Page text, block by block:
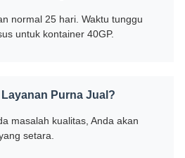
normal 25 hari. Waktu tunggu
untuk kontainer 40GP.
Purna Jual?
masalah kualitas, Anda akan
setara.